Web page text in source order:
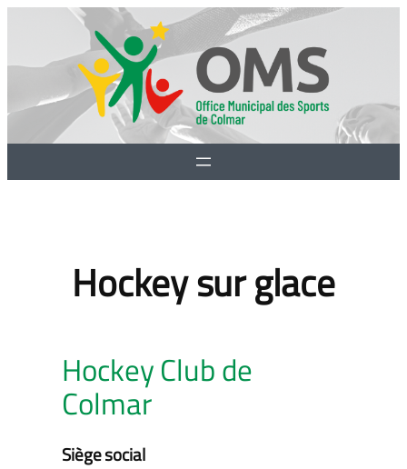
contenu
Hockey sur glace
Hockey Club de
Colmar
Siège social